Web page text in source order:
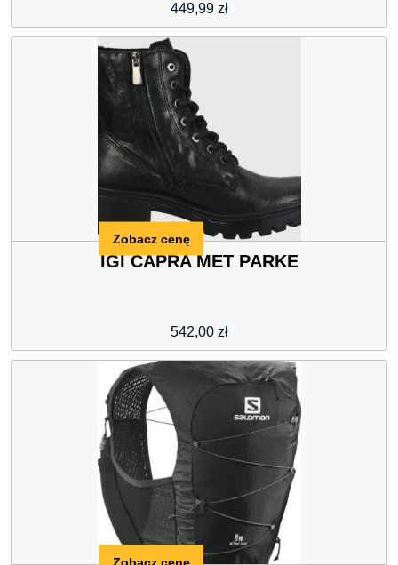
449,99 zł
IGI CAPRA MET PARKE
542,00 zł
Zobacz cenę
Zobacz cenę